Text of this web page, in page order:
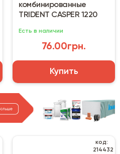
комбинированные
TRIDENT CASPER 1220
Есть в наличии
76.00грн.
Купить
код:
214432